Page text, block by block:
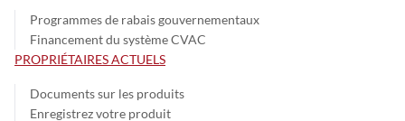
Programmes de rabais gouvernementaux
Financement du système CVAC
PROPRIÉTAIRES ACTUELS
Documents sur les produits
Enregistrez votre produit